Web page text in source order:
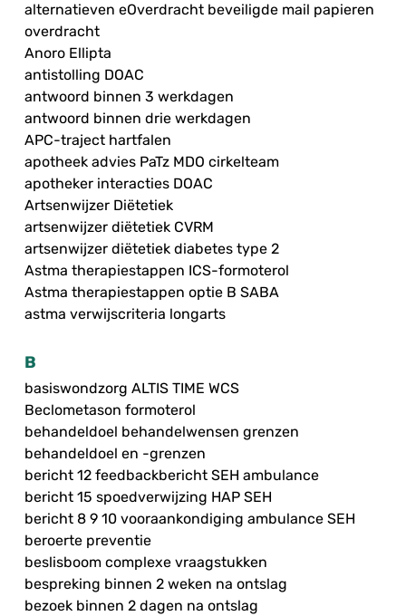
alternatieven eOverdracht beveiligde mail papieren
overdracht
Anoro Ellipta
antistolling DOAC
antwoord binnen 3 werkdagen
antwoord binnen drie werkdagen
APC-traject hartfalen
apotheek advies PaTz MDO cirkelteam
apotheker interacties DOAC
Artsenwijzer Diëtetiek
artsenwijzer diëtetiek CVRM
artsenwijzer diëtetiek diabetes type 2
Astma therapiestappen ICS-formoterol
Astma therapiestappen optie B SABA
astma verwijscriteria longarts
B
basiswondzorg ALTIS TIME WCS
Beclometason formoterol
behandeldoel behandelwensen grenzen
behandeldoel en -grenzen
bericht 12 feedbackbericht SEH ambulance
bericht 15 spoedverwijzing HAP SEH
bericht 8 9 10 vooraankondiging ambulance SEH
beroerte preventie
beslisboom complexe vraagstukken
bespreking binnen 2 weken na ontslag
bezoek binnen 2 dagen na ontslag